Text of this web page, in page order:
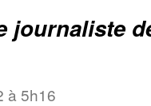
journaliste
à 5h16